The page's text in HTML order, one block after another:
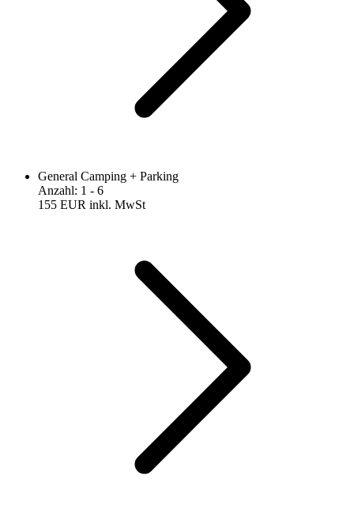
General Camping + Parking
Anzahl: 1 - 6
155 EUR inkl. MwSt